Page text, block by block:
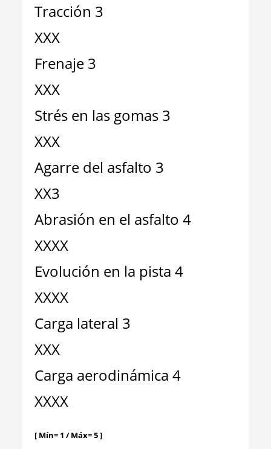
Tracción 3
XXX
Frenaje 3
XXX
Strés en las gomas 3
XXX
Agarre del asfalto 3
XX3
Abrasión en el asfalto 4
XXXX
Evolución en la pista 4
XXXX
Carga lateral 3
XXX
Carga aerodinámica 4
XXXX
[ Mín= 1 / Máx= 5 ]